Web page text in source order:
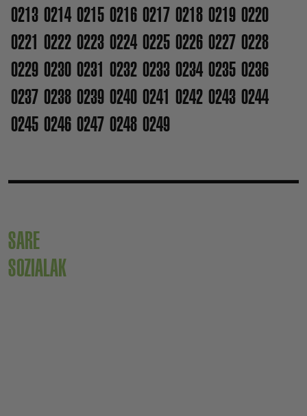
0213 0214 0215 0216 0217 0218 0219 0220
0221 0222 0223 0224 0225 0226 0227 0228
0229 0230 0231 0232 0233 0234 0235 0236
0237 0238 0239 0240 0241 0242 0243 0244
0245 0246 0247 0248 0249
SARE
SOZIALAK